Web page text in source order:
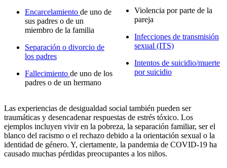
Encarcelamiento de uno de
sus padres o de un
miembro de la familia
Separación o divorcio de
los padres
Fallecimiento de uno de los
padres o de un hermano
Violencia por parte de la
pareja
Infecciones de transmisión
sexual (ITS)
Intentos de suicidio/muerte
por suicidio
Las experiencias de desigualdad social también pueden ser
traumáticas y desencadenar respuestas de estrés tóxico. Los
ejemplos incluyen vivir en la pobreza, la separación familiar, ser el
blanco del racismo o el rechazo debido a la orientación sexual o la
identidad de género. Y, ciertamente, la pandemia de COVID-19 ha
causado muchas pérdidas preocupantes a los niños.